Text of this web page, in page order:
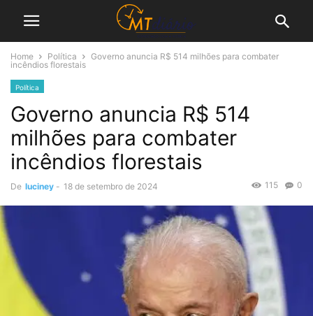
Home Política
Governo anuncia R$ 514 milhões para combater
incêndios florestais
Política
Governo anuncia R$ 514
milhões para combater
incêndios florestais
De luciney - 18 de setembro de 2024 0
115